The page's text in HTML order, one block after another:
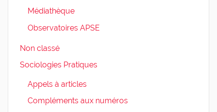
Médiathèque
Observatoires APSE
Non classé
Sociologies Pratiques
Appels à articles
Compléments aux numéros